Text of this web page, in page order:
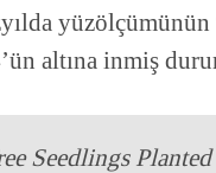
altına inmiş
Seedlings